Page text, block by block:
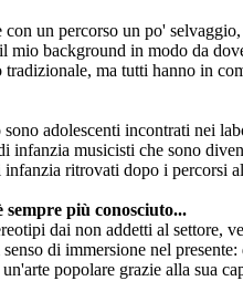
un percorso un po'
background in modo da
ma tutti hanno in
adolescenti incontrati nei
infanzia musicisti che sono
ritrovati dopo i percorsi
più conosciuto...
dai non addetti al settore,
di immersione nel
popolare grazie alla sua